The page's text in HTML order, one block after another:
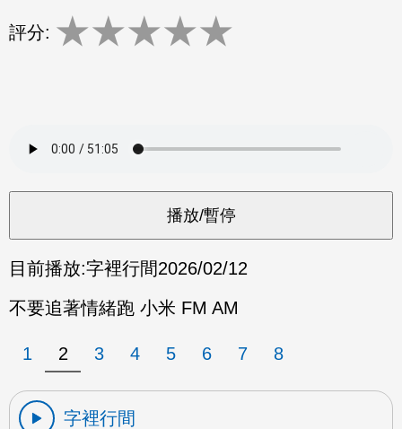
評分: ★★★★★
目前播放:字裡行間2026/02/12
不要追著情緒跑 小米 FM AM
1 2 3 4 5 6 7 8
字裡行間